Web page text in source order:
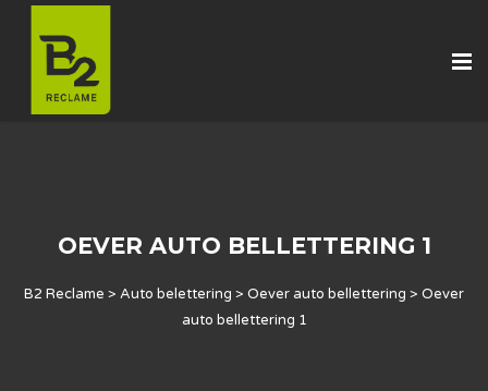
OEVER AUTO BELLETTERING 1
B2 Reclame > Auto belettering > Oever auto bellettering > Oever
auto bellettering 1